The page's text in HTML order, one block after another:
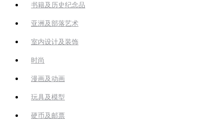
书籍及历史纪念品
亚洲及部落艺术
室内设计及装饰
时尚
漫画及动画
玩具及模型
硬币及邮票